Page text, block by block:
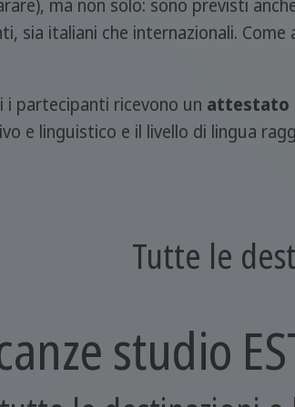
ma non solo: sono previsti
sia italiani che internazionali.
partecipanti ricevono un attestato
e linguistico e il livello di lingua
Tutte le
studio